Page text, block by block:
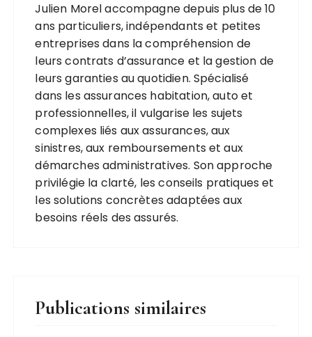
Julien Morel accompagne depuis plus de 10
ans particuliers, indépendants et petites
entreprises dans la compréhension de
leurs contrats d’assurance et la gestion de
leurs garanties au quotidien. Spécialisé
dans les assurances habitation, auto et
professionnelles, il vulgarise les sujets
complexes liés aux assurances, aux
sinistres, aux remboursements et aux
démarches administratives. Son approche
privilégie la clarté, les conseils pratiques et
les solutions concrètes adaptées aux
besoins réels des assurés.
Publications similaires